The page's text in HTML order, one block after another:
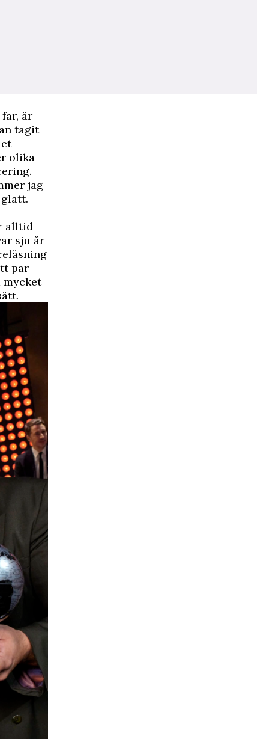
är
tagit
olika
jag
alltid
sju år
par
mycket